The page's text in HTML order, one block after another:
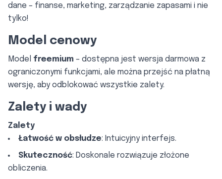
dane – finanse, marketing, zarządzanie zapasami i nie
tylko!
Model cenowy
Model freemium – dostępna jest wersja darmowa z
ograniczonymi funkcjami, ale można przejść na płatną
wersję, aby odblokować wszystkie zalety.
Zalety i wady
Zalety
Łatwość w obsłudze: Intuicyjny interfejs.
Skuteczność: Doskonale rozwiązuje złożone
obliczenia.